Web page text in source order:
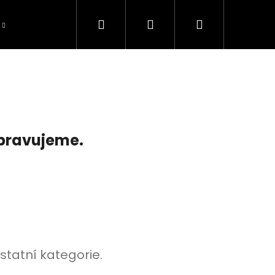
Hledat PřihlášeníNákupní
kategorie.
430V NERA